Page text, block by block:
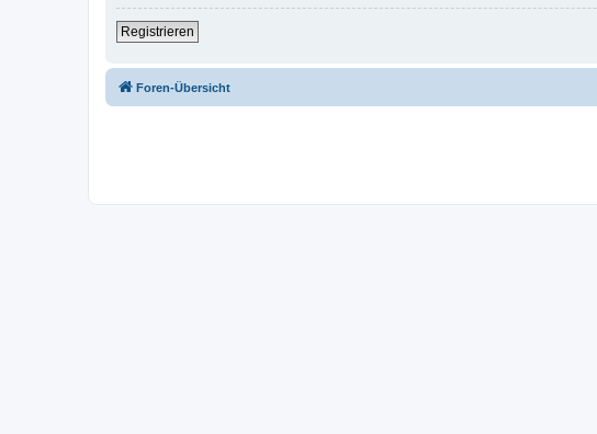
Registrieren
Foren-Übersicht